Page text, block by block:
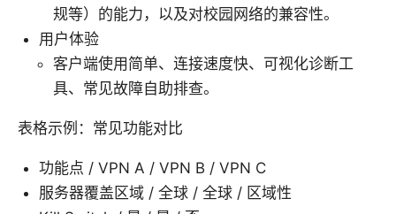
规等）的能力，以及对校园网络的兼容性。
用户体验
客户端使用简单、连接速度快、可视化诊断工
具、常见故障自助排查。
表格示例：常见功能对比
功能点 / VPN A / VPN B / VPN C
服务器覆盖区域 / 全球 / 全球 / 区域性